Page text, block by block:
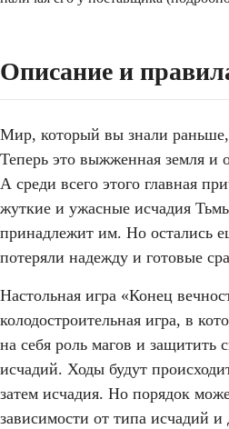
Описание и
Мир, который вы знали
Теперь это выжженная земля и
А среди всего этого главная
жуткие и ужасные исчадия
принадлежит им. Но остались
потеряли надежду и готовые
Настольная игра «Конец
колодостроительная игра, в
на себя роль магов и защитить
исчадий. Ходы будут
затем исчадия. Но порядок
зависимости от типа исчадий